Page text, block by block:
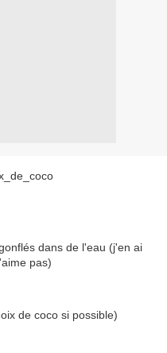
dans de l'eau (j'en ai
pas)
de coco si possible)